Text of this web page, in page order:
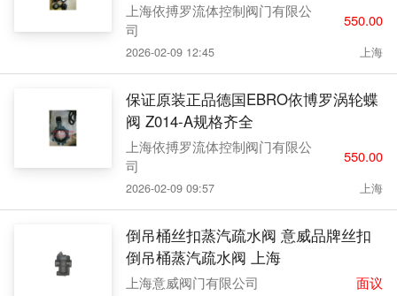
上海依搏罗流体控制阀门有限公
司
550.00
2026-02-09 12:45 上海
保证原装正品德国EBRO依博罗涡轮蝶
阀 Z014-A规格齐全
上海依搏罗流体控制阀门有限公
司
550.00
2026-02-09 09:57 上海
倒吊桶丝扣蒸汽疏水阀 意威品牌丝扣
倒吊桶蒸汽疏水阀 上海
上海意威阀门有限公司 面议